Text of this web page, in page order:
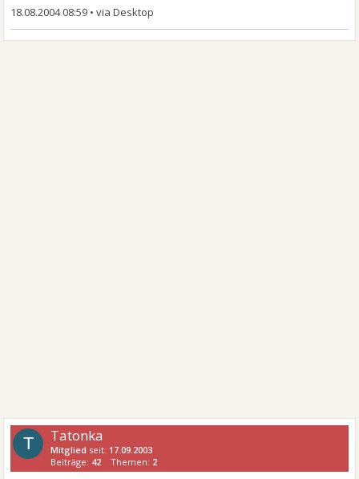
18.08.2004 08:59 •
T Tatonka
Mitglied seit: 17.09.2003
Beiträge: 42 Themen: 2